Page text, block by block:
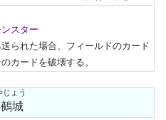
スター
られた場合、フィールドのカード
カードを破壊する。
じょう
城